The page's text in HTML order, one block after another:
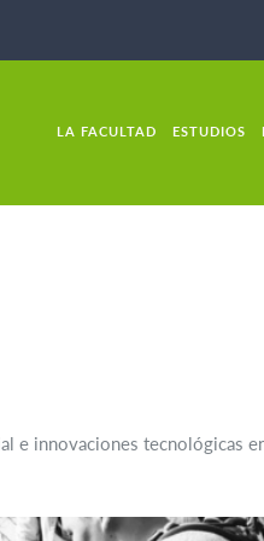
LA FACULTAD ESTUDIOS
e innovaciones tecnológicas